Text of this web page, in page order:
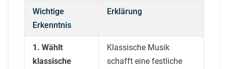
Wichtige
Erkenntnis
Erklärung
1. Wählt
klassische
Klassische Musik
schafft eine festliche